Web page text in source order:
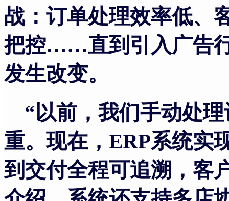
战：订单处理效率低、
把控……直到引入广告
发生改变。
“以前，我们手动处
重。现在，ERP系统实
到交付全程可追溯，客